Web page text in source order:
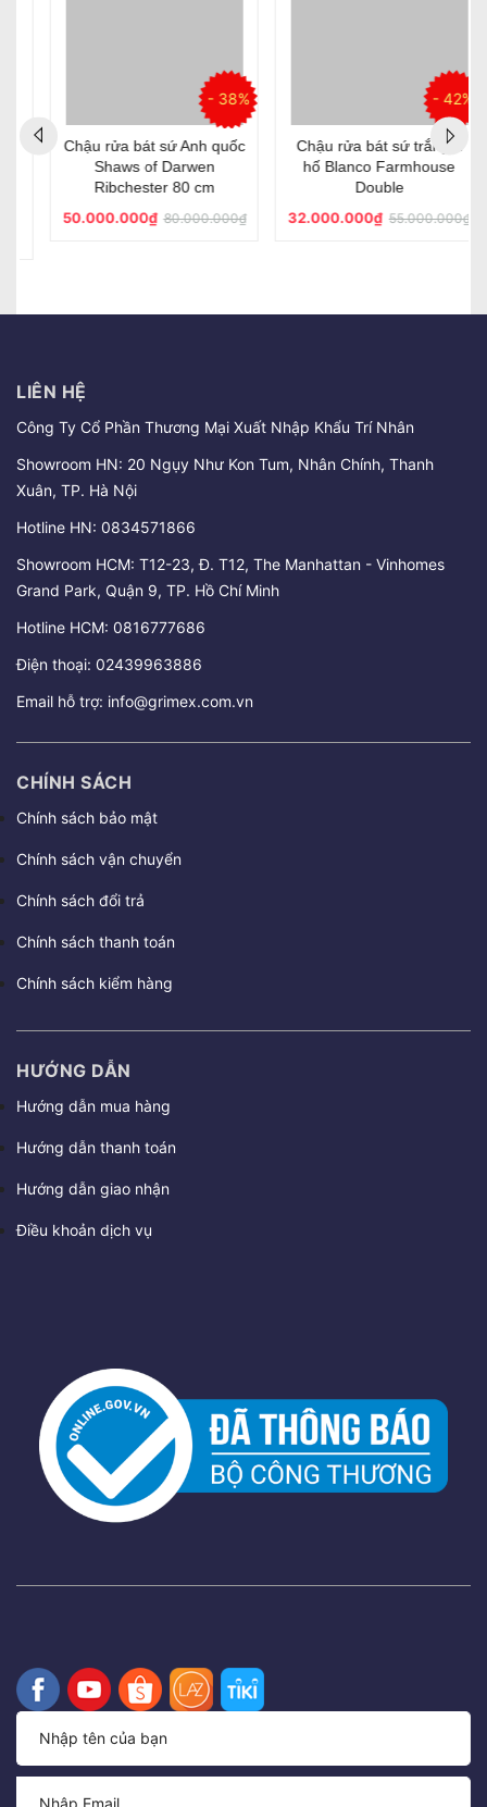
- 38%
Chậu rửa bát sứ Anh quốc
Shaws of Darwen
Ribchester 80 cm
50.000.000₫80.000.000₫
- 42%
Chậu rửa bát sứ trắng 2
hố Blanco Farmhouse
Double
32.000.000₫55.000.000₫
LIÊN HỆ
Công Ty Cổ Phần Thương Mại Xuất Nhập Khẩu Trí Nhân
Showroom HN: 20 Ngụy Như Kon Tum, Nhân Chính, Thanh
Xuân, TP. Hà Nội
Hotline HN: 0834571866
Showroom HCM: T12-23, Đ. T12, The Manhattan - Vinhomes
Grand Park, Quận 9, TP. Hồ Chí Minh
Hotline HCM: 0816777686
Điện thoại: 02439963886
Email hỗ trợ: info@grimex.com.vn
CHÍNH SÁCH
Chính sách bảo mật
Chính sách vận chuyển
Chính sách đổi trả
Chính sách thanh toán
Chính sách kiểm hàng
HƯỚNG DẪN
Hướng dẫn mua hàng
Hướng dẫn thanh toán
Hướng dẫn giao nhận
Điều khoản dịch vụ